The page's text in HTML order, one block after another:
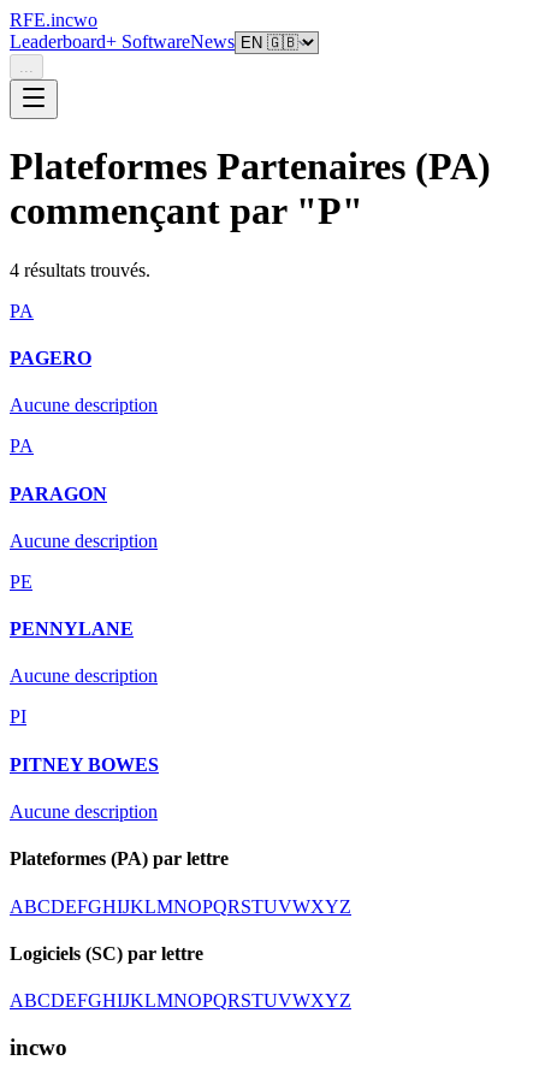
RFE.incwo
Leaderboard+ SoftwareNews
...
Plateformes Partenaires (PA)
commençant par "P"
4 résultats trouvés.
PA
PAGERO
Aucune description
PA
PARAGON
Aucune description
PE
PENNYLANE
Aucune description
PI
PITNEY BOWES
Aucune description
Plateformes (PA) par lettre
ABCDEFGHIJKLMNOPQRSTUVWXYZ
Logiciels (SC) par lettre
ABCDEFGHIJKLMNOPQRSTUVWXYZ
incwo